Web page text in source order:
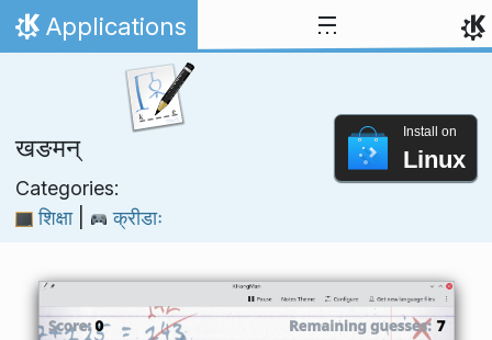
Skip to content
Home
Applications
खङमन्
Categories:
शिक्षा
क्रीडाः
Install on
Linux